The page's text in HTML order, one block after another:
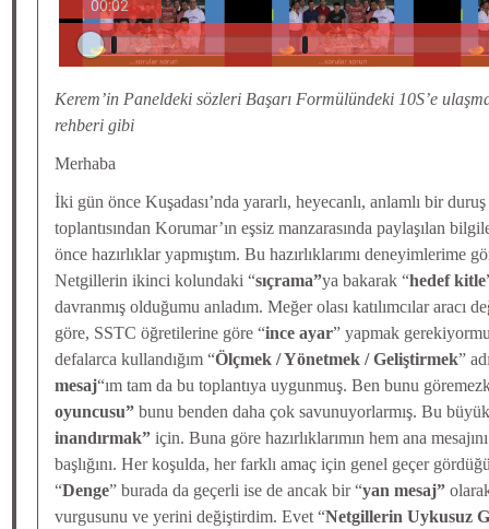
Kerem’in Paneldeki sözleri Başarı Formülündeki 10S’e
rehberi gibi
Merhaba
İki gün önce Kuşadası’nda yararlı, heyecanlı, anlamlı bir
toplantısından Korumar’ın eşsiz manzarasında paylaşılan
önce hazırlıklar yapmıştım. Bu hazırlıklarımı deneyimlerime
Netgillerin ikinci kolundaki “sıçrama”ya bakarak “hedef kitle
davranmış olduğumu anladım. Meğer olası katılımcılar aracı
göre, SSTC öğretilerine göre “ince ayar” yapmak
defalarca kullandığım “Ölçmek / Yönetmek / Geliştirmek”
mesaj“ım tam da bu toplantıya uygunmuş. Ben bunu
oyuncusu” bunu benden daha çok savunuyorlarmış. Bu
inandırmak” için. Buna göre hazırlıklarımın hem ana
başlığını. Her koşulda, her farklı amaç için genel geçer
“Denge” burada da geçerli ise de ancak bir “yan mesaj”
vurgusunu ve yerini değiştirdim. Evet “Netgillerin Uykusuz